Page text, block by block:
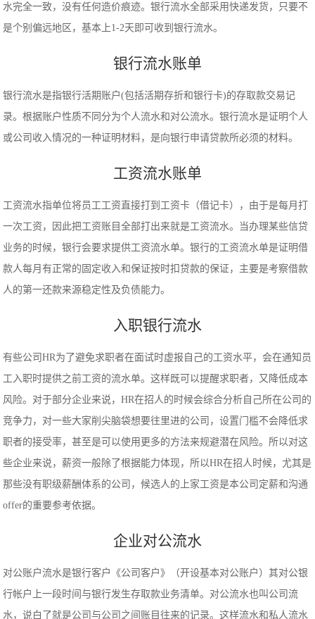
水完全一致，没有任何造价痕迹。银行流水全部采用快递发货，只要不
是个别偏远地区，基本上1-2天即可收到银行流水。
银行流水账单
银行流水是指银行活期账户(包括活期存折和银行卡)的存取款交易记
录。根据账户性质不同分为个人流水和对公流水。银行流水是证明个人
或公司收入情况的一种证明材料，是向银行申请贷款所必须的材料。
工资流水账单
工资流水指单位将员工工资直接打到工资卡（借记卡），由于是每月打
一次工资，因此把工资账目全部打出来就是工资流水。当办理某些信贷
业务的时候，银行会要求提供工资流水单。银行的工资流水单是证明借
款人每月有正常的固定收入和保证按时扣贷款的保证，主要是考察借款
人的第一还款来源稳定性及负债能力。
入职银行流水
有些公司HR为了避免求职者在面试时虚报自己的工资水平，会在通知员
工入职时提供之前工资的流水单。这样既可以提醒求职者，又降低成本
风险。对于部分企业来说，HR在招人的时候会综合分析自己所在公司的
竞争力，对一些大家削尖脑袋想要往里进的公司，设置门槛不会降低求
职者的接受率，甚至是可以使用更多的方法来规避潜在风险。所以对这
些企业来说，薪资一般除了根据能力体现，所以HR在招人时候，尤其是
那些没有职级薪酬体系的公司，候选人的上家工资是本公司定薪和沟通
offer的重要参考依据。
企业对公流水
对公账户流水是银行客户《公司客户》（开设基本对公账户）其对公银
行帐户上一段时间与银行发生存取款业务清单。对公流水也叫公司流
水，说白了就是公司与公司之间账目往来的记录。这样流水和私人流水